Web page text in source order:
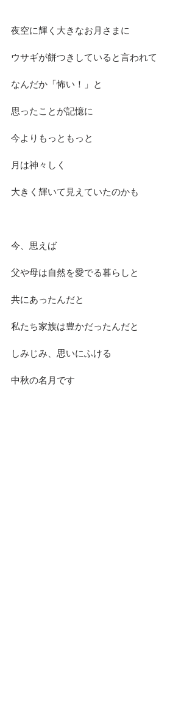
夜空に輝く大きなお月さまに
ウサギが餅つきしていると言われて
なんだか「怖い！」と
思ったことが記憶に
今よりもっともっと
月は神々しく
大きく輝いて見えていたのかも
今、思えば
父や母は自然を愛でる暮らしと
共にあったんだと
私たち家族は豊かだったんだと
しみじみ、思いにふける
中秋の名月です